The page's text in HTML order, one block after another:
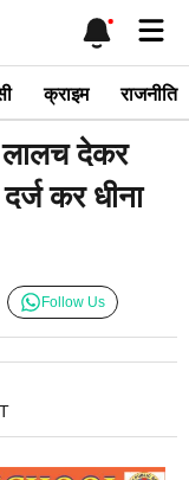
क्राइम राजनीति
लालच देकर
कर धीना
Follow Us